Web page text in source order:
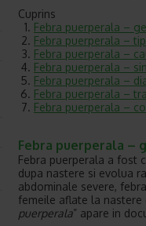
Cuprins
Febra puerperala –
Febra puerperala –
Febra puerperala –
Febra puerperala –
Febra puerperala –
Febra puerperala –
Febra puerperala –
Febra puerperala –
Febra puerperala a fost
dupa nastere si evolua
abdominale severe,
femeile aflate la nastere
puerperala” apare in